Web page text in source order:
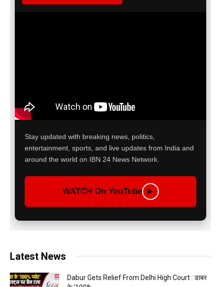
Stay updated with breaking news, politics,
entertainment, sports, and live updates from India and
around the world on IBN 24 News Network.
WATCH On YouTube ▶
Latest News
Dabur Gets Relief From Delhi High Court : डाबर